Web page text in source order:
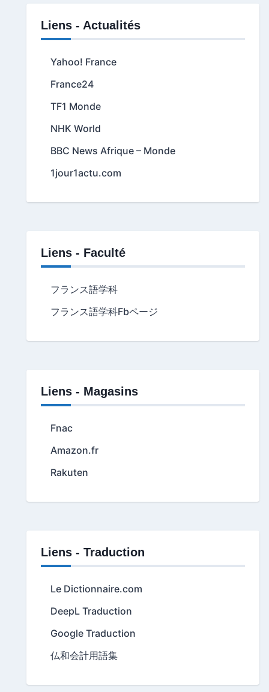
Liens - Actualités
Yahoo! France
France24
TF1 Monde
NHK World
BBC News Afrique – Monde
1jour1actu.com
Liens - Faculté
フランス語学科
フランス語学科Fbページ
Liens - Magasins
Fnac
Amazon.fr
Rakuten
Liens - Traduction
Le Dictionnaire.com
DeepL Traduction
Google Traduction
仏和会計用語集